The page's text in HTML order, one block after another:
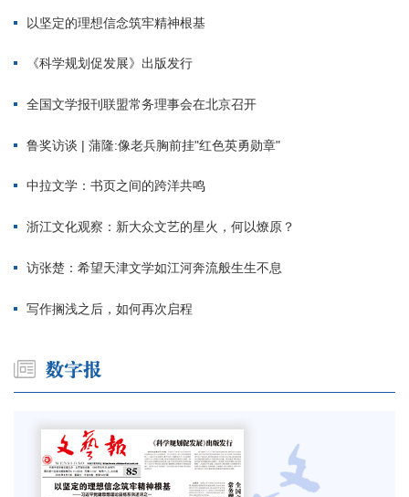
以坚定的理想信念筑牢精神根基
《科学规划促发展》出版发行
全国文学报刊联盟常务理事会在北京召开
鲁奖访谈 | 蒲隆:像老兵胸前挂"红色英勇勋章"
中拉文学：书页之间的跨洋共鸣
浙江文化观察：新大众文艺的星火，何以燎原？
访张楚：希望天津文学如江河奔流般生生不息
写作搁浅之后，如何再次启程